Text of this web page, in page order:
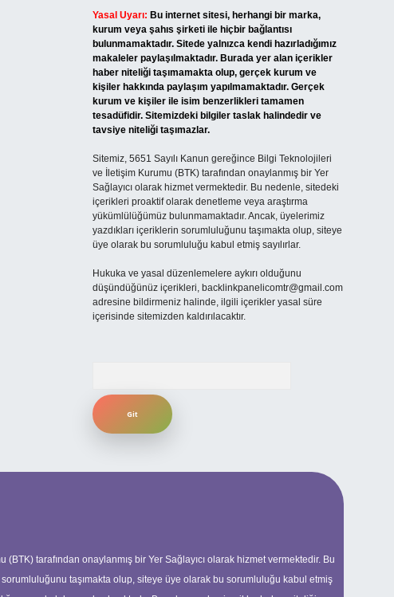
Yasal Uyarı: Bu internet sitesi, herhangi bir marka,
kurum veya şahıs şirketi ile hiçbir bağlantısı
bulunmamaktadır. Sitede yalnızca kendi hazırladığımız
makaleler paylaşılmaktadır. Burada yer alan içerikler
haber niteliği taşımamakta olup, gerçek kurum ve
kişiler hakkında paylaşım yapılmamaktadır. Gerçek
kurum ve kişiler ile isim benzerlikleri tamamen
tesadüfidir. Sitemizdeki bilgiler taslak halindedir ve
tavsiye niteliği taşımazlar.
Sitemiz, 5651 Sayılı Kanun gereğince Bilgi Teknolojileri
ve İletişim Kurumu (BTK) tarafından onaylanmış bir Yer
Sağlayıcı olarak hizmet vermektedir. Bu nedenle, sitedeki
içerikleri proaktif olarak denetleme veya araştırma
yükümlülüğümüz bulunmamaktadır. Ancak, üyelerimiz
yazdıkları içeriklerin sorumluluğunu taşımakta olup, siteye
üye olarak bu sorumluluğu kabul etmiş sayılırlar.
Hukuka ve yasal düzenlemelere aykırı olduğunu
düşündüğünüz içerikleri, backlinkpanelicomtr@gmail.com
adresine bildirmeniz halinde, ilgili içerikler yasal süre
içerisinde sitemizden kaldırılacaktır.
tarafından onaylanmış bir Yer Sağlayıcı olarak hizmet vermektedir. Bu
taşımakta olup, siteye üye olarak bu sorumluluğu kabul etmiş